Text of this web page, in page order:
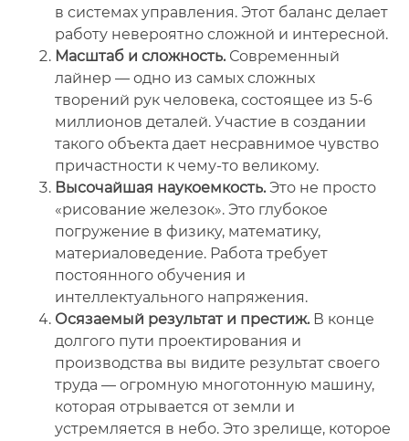
в системах управления. Этот баланс делает
работу невероятно сложной и интересной.
Масштаб и сложность.Современный
лайнер — одно из самых сложных
творений рук человека, состоящее из 5-6
миллионов деталей. Участие в создании
такого объекта дает несравнимое чувство
причастности к чему-то великому.
Высочайшая наукоемкость.Это не просто
«рисование железок». Это глубокое
погружение в физику, математику,
материаловедение. Работа требует
постоянного обучения и
интеллектуального напряжения.
Осязаемый результат и престиж.В конце
долгого пути проектирования и
производства вы видите результат своего
труда — огромную многотонную машину,
которая отрывается от земли и
устремляется в небо. Это зрелище, которое